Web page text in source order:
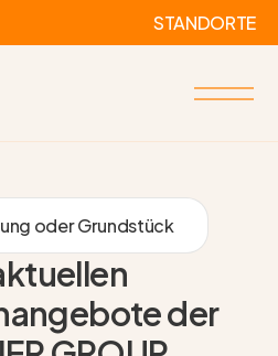
STANDORTE
oder Grundstück
der